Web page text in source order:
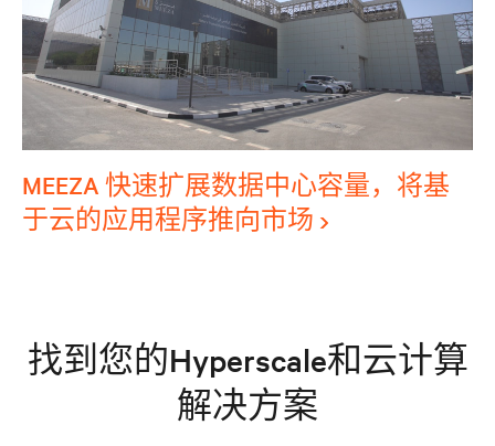
MEEZA 快速扩展数据中心容量，将基
于云的应用程序推向市场
找到您的Hyperscale和云计算
解决方案